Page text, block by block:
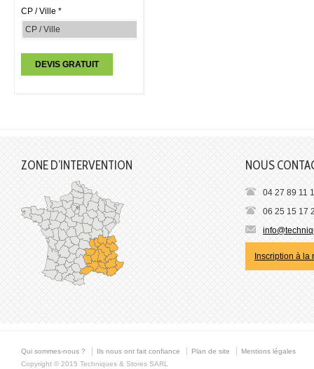
CP / Ville *
ZONE D’INTERVENTION NOUS
04 27 89 11
06 25 15 17
Inscription à la
Qui sommes-nous ? Ils nous ont fait confiance Plan de site
Mentions légales
Copyright © 2015 Techniques & Stores SARL